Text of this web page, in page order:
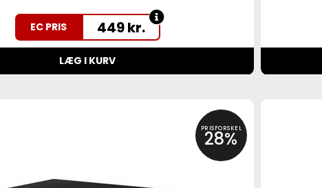
EC PRIS 449kr.
LÆG I KURV
PRISFORSKEL
28%